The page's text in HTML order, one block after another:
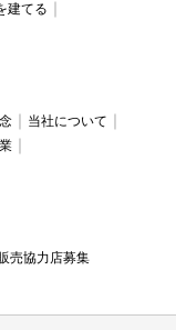
建てる
当社について
売協力店募集